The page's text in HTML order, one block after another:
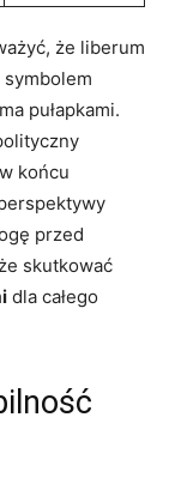
że liberum
symbolem
pułapkami.
końcu
przed
⁢skutkować
dla⁣ całego